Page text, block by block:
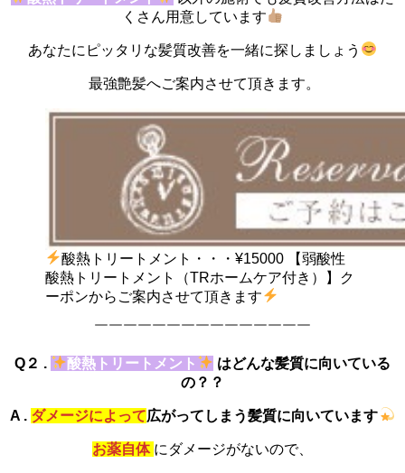
くさん用意しています
あなたにピッタリな髪質改善を一緒に探しましょう
最強艶髪へご案内させて頂きます。
酸熱トリートメント・・・¥15000 【弱酸性
酸熱トリートメント（TRホームケア付き）】ク
ーポンからご案内させて頂きます
￣￣￣￣￣￣￣￣￣￣￣￣￣￣￣
Q２ . 酸熱トリートメント
はどんな髪質に向いている
の？？
A . ダメージによって広がってしまう髪質に向いています
お薬自体 にダメージがないので、